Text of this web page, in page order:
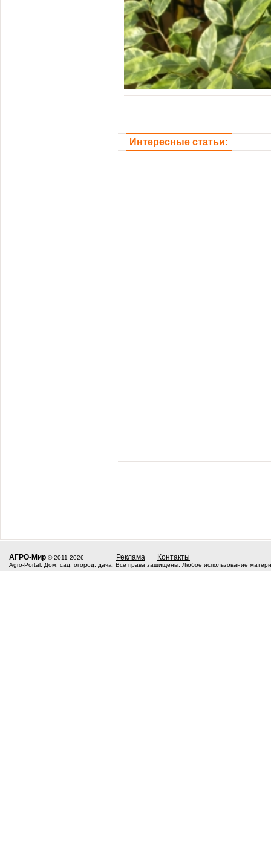
Интересные статьи:
АГРО-Мир © 2011-2026 Реклама Контакты
Agro-Portal. Дом, сад, огород, дача. Все права защищены. Любое использование